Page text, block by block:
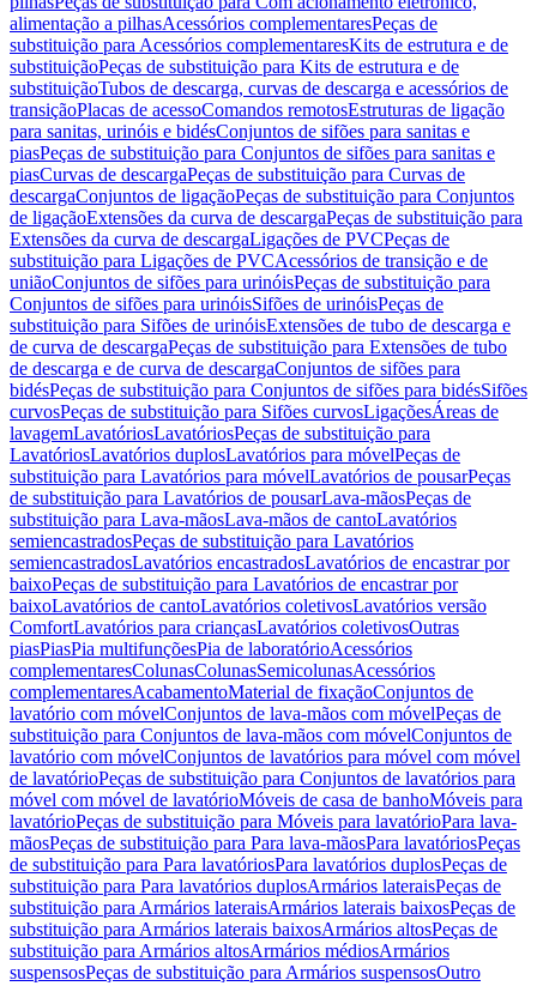
alimentação a pilhasAcessórios complementaresPeças de
substituição para Acessórios complementaresKits de estrutura e de
substituiçãoPeças de substituição para Kits de estrutura e de
substituiçãoTubos de descarga, curvas de descarga e acessórios de
transiçãoPlacas de acessoComandos remotosEstruturas de ligação
para sanitas, urinóis e bidésConjuntos de sifões para sanitas e
piasPeças de substituição para Conjuntos de sifões para sanitas e
piasCurvas de descargaPeças de substituição para Curvas de
descargaConjuntos de ligaçãoPeças de substituição para Conjuntos
de ligaçãoExtensões da curva de descargaPeças de substituição para
Extensões da curva de descargaLigações de PVCPeças de
substituição para Ligações de PVCAcessórios de transição e de
uniãoConjuntos de sifões para urinóisPeças de substituição para
Conjuntos de sifões para urinóisSifões de urinóisPeças de
substituição para Sifões de urinóisExtensões de tubo de descarga e
de curva de descargaPeças de substituição para Extensões de tubo
de descarga e de curva de descargaConjuntos de sifões para
bidésPeças de substituição para Conjuntos de sifões para bidésSifões
curvosPeças de substituição para Sifões curvosLigaçõesÁreas de
lavagemLavatóriosLavatóriosPeças de substituição para
LavatóriosLavatórios duplosLavatórios para móvelPeças de
substituição para Lavatórios para móvelLavatórios de pousarPeças
de substituição para Lavatórios de pousarLava-mãosPeças de
substituição para Lava-mãosLava-mãos de cantoLavatórios
semiencastradosPeças de substituição para Lavatórios
semiencastradosLavatórios encastradosLavatórios de encastrar por
baixoPeças de substituição para Lavatórios de encastrar por
baixoLavatórios de cantoLavatórios coletivosLavatórios versão
ComfortLavatórios para criançasLavatórios coletivosOutras
piasPiasPia multifunçõesPia de laboratórioAcessórios
complementaresColunasColunasSemicolunasAcessórios
complementaresAcabamentoMaterial de fixaçãoConjuntos de
lavatório com móvelConjuntos de lava-mãos com móvelPeças de
substituição para Conjuntos de lava-mãos com móvelConjuntos de
lavatório com móvelConjuntos de lavatórios para móvel com móvel
de lavatórioPeças de substituição para Conjuntos de lavatórios para
móvel com móvel de lavatórioMóveis de casa de banhoMóveis para
lavatórioPeças de substituição para Móveis para lavatórioPara lava-
mãosPeças de substituição para Para lava-mãosPara lavatóriosPeças
de substituição para Para lavatóriosPara lavatórios duplosPeças de
substituição para Para lavatórios duplosArmários lateraisPeças de
substituição para Armários lateraisArmários laterais baixosPeças de
substituição para Armários laterais baixosArmários altosPeças de
substituição para Armários altosArmários médiosArmários
suspensosPeças de substituição para Armários suspensosOutro